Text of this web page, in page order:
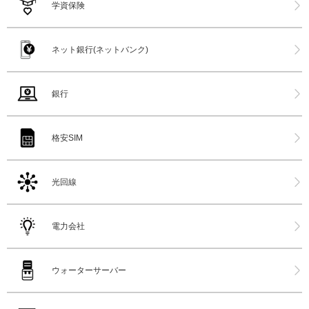
学資保険
ネット銀行(ネットバンク)
銀行
格安SIM
光回線
電力会社
ウォーターサーバー